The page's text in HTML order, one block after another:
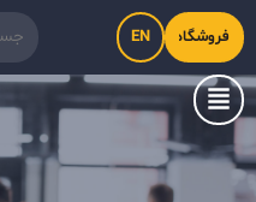
فروشگاه اینترنتی کیت‌لاین
EN